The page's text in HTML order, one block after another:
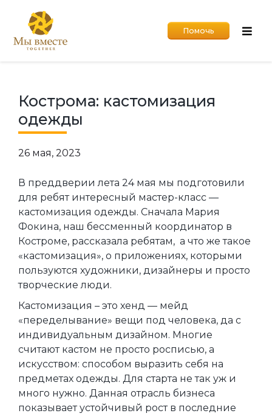
Помочь
Кострома: кастомизация
одежды
26 мая, 2023
В преддверии лета 24 мая мы подготовили
для ребят интересный мастер-класс —
кастомизация одежды. Сначала Мария
Фокина, наш бессменный координатор в
Костроме, рассказала ребятам, а что же такое
«кастомизация», о приложениях, которыми
пользуются художники, дизайнеры и просто
творческие люди.
Кастомизация – это хенд — мейд
«переделывание» вещи под человека, да с
индивидуальным дизайном. Многие
считают кастом не просто росписью, а
искусством: способом выразить себя на
предметах одежды. Для старта не так уж и
много нужно. Данная отрасль бизнеса
показывает устойчивый рост в последние